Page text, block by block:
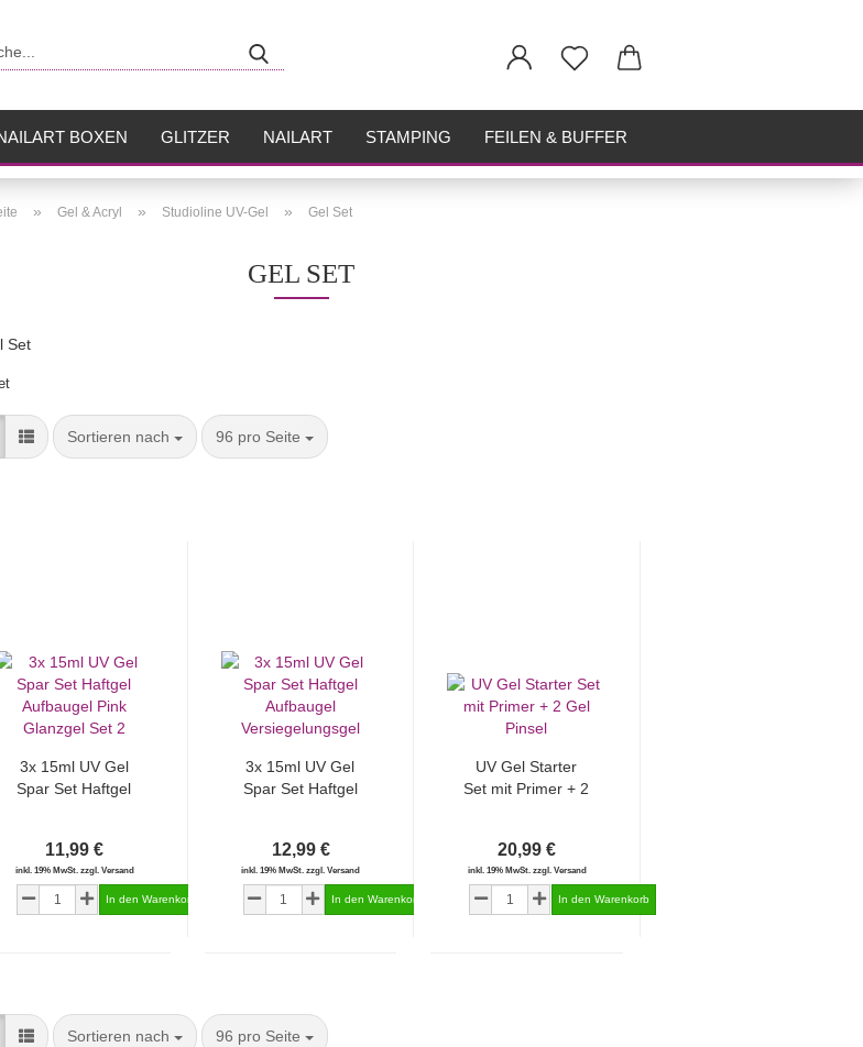
BOXEN GLITZER NAILART STAMPING FEILEN & BUFFER
» Gel & Acryl » Studioline UV-Gel » Gel Set
GEL SET
Sortieren nach
Sortieren nach 96 pro Seite
pro Seite
3x 15ml UV Gel
Spar Set Haftgel
11,99 €
inkl. 19% MwSt. zzgl. Versand
3x 15ml UV Gel
Spar Set Haftgel
12,99 €
inkl. 19% MwSt. zzgl. Versand
UV Gel Starter
Set mit Primer + 2
20,99 €
inkl. 19% MwSt. zzgl. Versand
Sortieren nach
Sortieren nach 96 pro Seite
pro Seite